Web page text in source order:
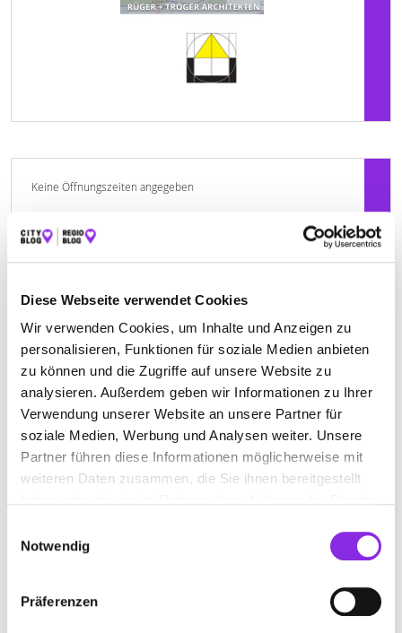
Diese Webseite verwendet Cookies
Wir verwenden Cookies, um Inhalte und Anzeigen zu
personalisieren, Funktionen für soziale Medien anbieten
zu können und die Zugriffe auf unsere Website zu
analysieren. Außerdem geben wir Informationen zu Ihrer
Verwendung unserer Website an unsere Partner für
soziale Medien, Werbung und Analysen weiter. Unsere
Partner führen diese Informationen möglicherweise mit
weiteren Daten zusammen, die Sie ihnen bereitgestellt
Notwendig
Präferenzen
Keine Öffnungszeiten angegeben
BANNWARTH & LUDWIG
PLANUNGSBÜRO GMBH
+499342935080
www.bannwarth-ludwig.de